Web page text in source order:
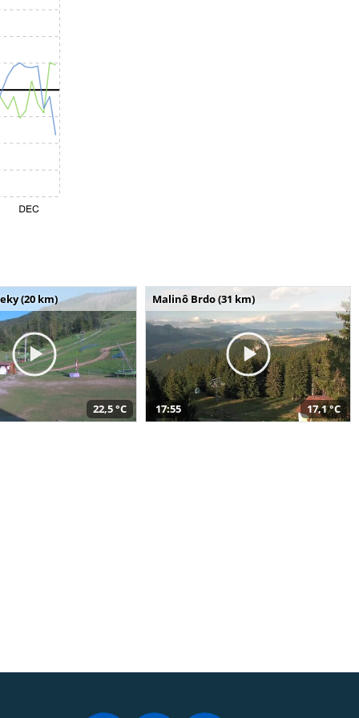
(20 km)
22,5 °C
Malinô Brdo (31 km)
17:55 17,1 °C